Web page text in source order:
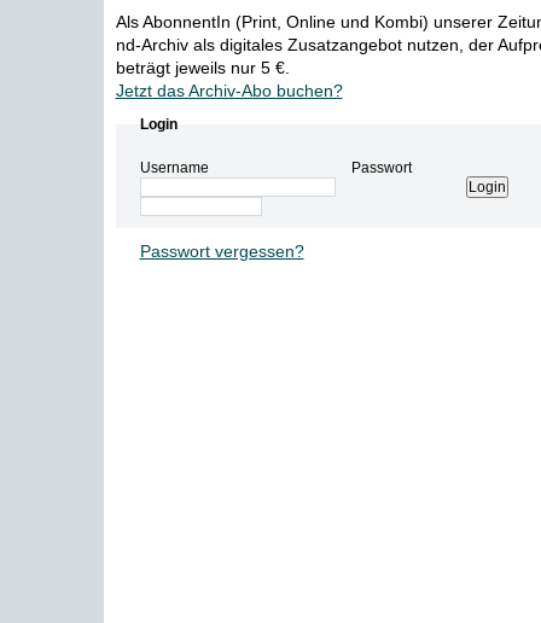
Als AbonnentIn (Print, Online und Kombi) unserer
nd-Archiv als digitales Zusatzangebot nutzen, der
beträgt jeweils nur 5 €.
Jetzt das Archiv-Abo buchen?
Login
Username Passwort
Passwort vergessen?